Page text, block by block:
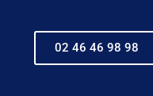
02 46 46 98 98